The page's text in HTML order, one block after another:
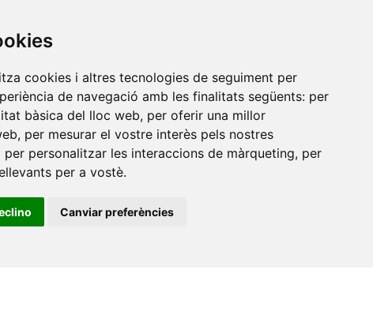
cookies i altres tecnologies de seguiment per
de navegació amb les finalitats següents: per
bàsica del lloc web, per oferir una millor
, per mesurar el vostre interès pels nostres
personalitzar les interaccions de màrqueting, per
per a vostè.
Canviar preferències
+34 964 72 89 93
Amb el suport
de